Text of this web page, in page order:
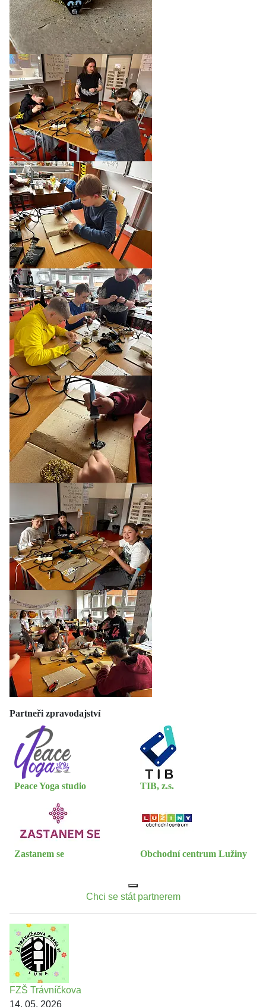
Partneři zpravodajství
Peace Yoga studio TIB, z.s.
Zastanem se Obchodní centrum Lužiny
Chci se stát partnerem
FZŠ Trávníčkova
14. 05. 2026